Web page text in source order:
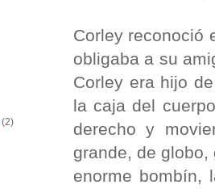
Corley reconoció
obligaba a su
Corley era hijo
la caja del
derecho y
grande, de
enorme bombín,
(2)